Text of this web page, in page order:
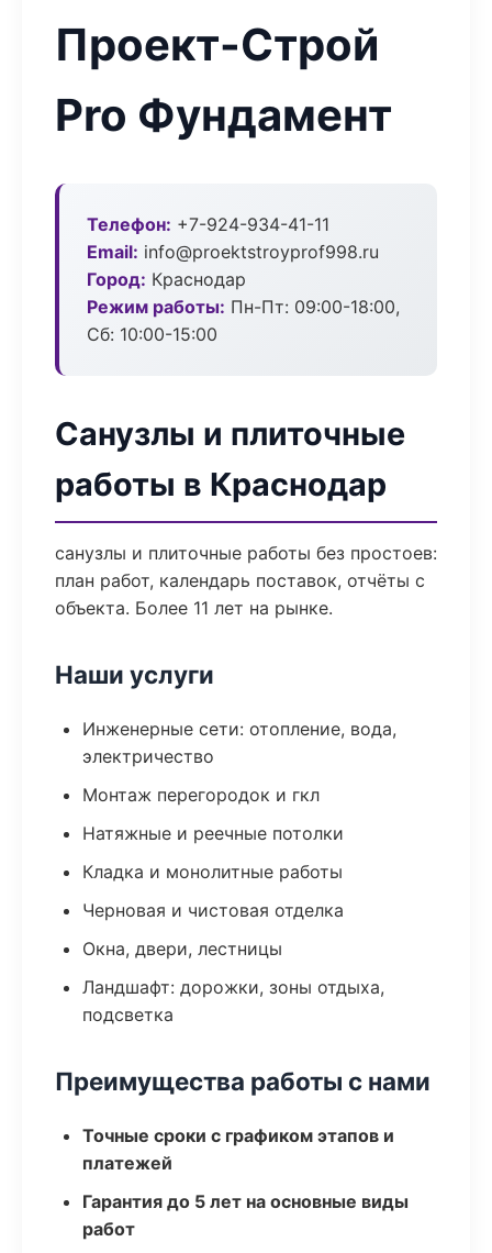
Проект-Строй
Pro Фундамент
Телефон: +7-924-934-41-11
Email: info@proektstroyprof998.ru
Город: Краснодар
Режим работы: Пн-Пт: 09:00-18:00,
Сб: 10:00-15:00
Санузлы и плиточные
работы в Краснодар
санузлы и плиточные работы без простоев:
план работ, календарь поставок, отчёты с
объекта. Более 11 лет на рынке.
Наши услуги
Инженерные сети: отопление, вода,
электричество
Монтаж перегородок и гкл
Натяжные и реечные потолки
Кладка и монолитные работы
Черновая и чистовая отделка
Окна, двери, лестницы
Ландшафт: дорожки, зоны отдыха,
подсветка
Преимущества работы с нами
Точные сроки с графиком этапов и
платежей
Гарантия до 5 лет на основные виды
работ